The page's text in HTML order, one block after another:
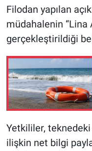
Filodan yapılan
müdahalenin “Lina
gerçekleştirildiği
Yetkililer,
ilişkin net bilgi